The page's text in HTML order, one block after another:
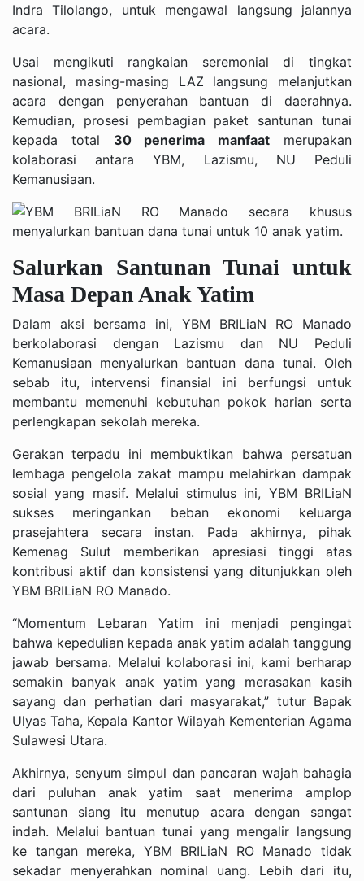
Indra Tilolango, untuk mengawal langsung jalannya
acara.
Usai mengikuti rangkaian seremonial di tingkat
nasional, masing-masing LAZ langsung melanjutkan
acara dengan penyerahan bantuan di daerahnya.
Kemudian, prosesi pembagian paket santunan tunai
kepada total 30 penerima manfaat merupakan
kolaborasi antara YBM, Lazismu, NU Peduli
Kemanusiaan.
Salurkan Santunan Tunai untuk
Masa Depan Anak Yatim
Dalam aksi bersama ini, YBM BRILiaN RO Manado
berkolaborasi dengan Lazismu dan NU Peduli
Kemanusiaan menyalurkan bantuan dana tunai. Oleh
sebab itu, intervensi finansial ini berfungsi untuk
membantu memenuhi kebutuhan pokok harian serta
perlengkapan sekolah mereka.
Gerakan terpadu ini membuktikan bahwa persatuan
lembaga pengelola zakat mampu melahirkan dampak
sosial yang masif. Melalui stimulus ini, YBM BRILiaN
sukses meringankan beban ekonomi keluarga
prasejahtera secara instan. Pada akhirnya, pihak
Kemenag Sulut memberikan apresiasi tinggi atas
kontribusi aktif dan konsistensi yang ditunjukkan oleh
YBM BRILiaN RO Manado.
“Momentum Lebaran Yatim ini menjadi pengingat
bahwa kepedulian kepada anak yatim adalah tanggung
jawab bersama. Melalui kolaborasi ini, kami berharap
semakin banyak anak yatim yang merasakan kasih
sayang dan perhatian dari masyarakat,” tutur Bapak
Ulyas Taha, Kepala Kantor Wilayah Kementerian Agama
Sulawesi Utara.
Akhirnya, senyum simpul dan pancaran wajah bahagia
dari puluhan anak yatim saat menerima amplop
santunan siang itu menutup acara dengan sangat
indah. Melalui bantuan tunai yang mengalir langsung
ke tangan mereka, YBM BRILiaN RO Manado tidak
sekadar menyerahkan nominal uang. Lebih dari itu,